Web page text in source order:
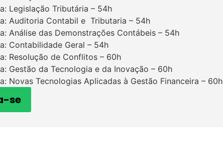
Legislação Tributária – 54h
Auditoria Contabil e Tributaria – 54h
Análise das Demonstrações Contábeis – 54h
Contabilidade Geral – 54h
Resolução de Conflitos – 60h
Gestão da Tecnologia e da Inovação – 60h
Novas Tecnologias Aplicadas à Gestão Financeira – 60h
se